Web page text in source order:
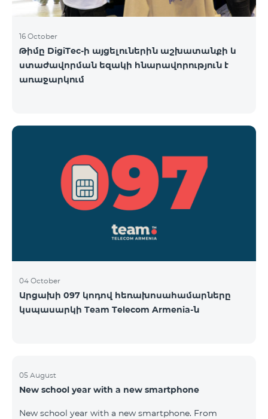
16 October
Թիմը DigiTec-ի այցելուներին աշխատանքի և
ստաժավորման եզակի հնարավորություն է
առաջարկում
04 October
Արցախի 097 կոդով հեռախոսահամարները
կսպասարկի Team Telecom Armenia-ն
05 August
New school year with a new smartphone
New school year with a new smartphone. From